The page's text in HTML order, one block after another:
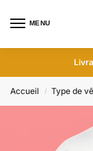
MENU
Accueil / Type de